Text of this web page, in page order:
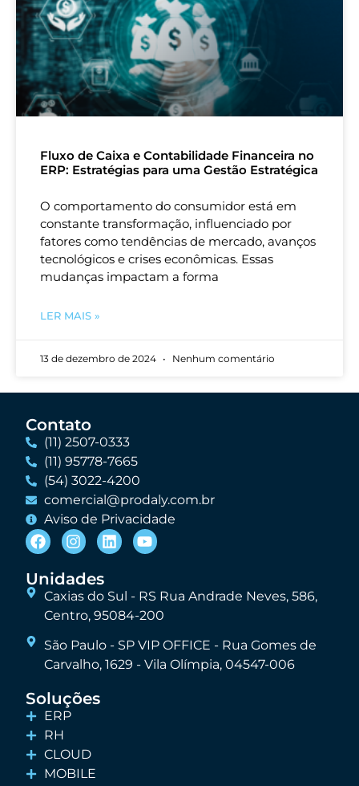
Fluxo de Caixa e Contabilidade Financeira no
ERP: Estratégias para uma Gestão Estratégica
O comportamento do consumidor está em
constante transformação, influenciado por
fatores como tendências de mercado, avanços
tecnológicos e crises econômicas. Essas
mudanças impactam a forma
LER MAIS »
13 de dezembro de 2024 Nenhum comentário
Contato
(11) 2507-0333
(11) 95778-7665
(54) 3022-4200
comercial@prodaly.com.br
Aviso de Privacidade
Unidades
Caxias do Sul - RS Rua Andrade Neves, 586,
Centro, 95084-200
São Paulo - SP VIP OFFICE - Rua Gomes de
Carvalho, 1629 - Vila Olímpia, 04547-006
Soluções
ERP
RH
CLOUD
MOBILE